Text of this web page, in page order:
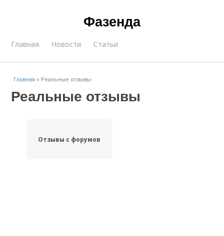
Фазенда
Главная Новости Статьи
Главная » Реальные отзывы
Реальные отзывы
Отзывы с форумов